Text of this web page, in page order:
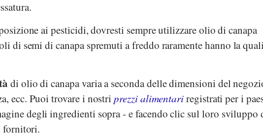
ai pesticidi, dovresti sempre utilizzare olio di canapa
di semi di canapa spremuti a freddo raramente hanno la
di olio di canapa varia a seconda delle dimensioni del
ecc. Puoi trovare i nostriprezzi alimentariregistrati per i
degli ingredienti sopra - e facendo clic sul loro sviluppo
fornitori.